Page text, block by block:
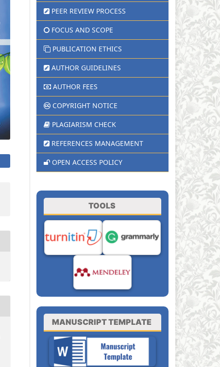
PEER REVIEW PROCESS
FOCUS AND SCOPE
PUBLICATION ETHICS
AUTHOR GUIDELINES
AUTHOR FEES
COPYRIGHT NOTICE
PLAGIARISM CHECK
REFERENCES MANAGEMENT
OPEN ACCESS POLICY
TOOLS
MANUSCRIPT TEMPLATE